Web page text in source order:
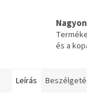
és a
Leírás